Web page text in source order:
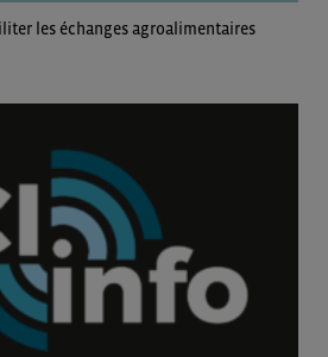
les échanges agroalimentaires